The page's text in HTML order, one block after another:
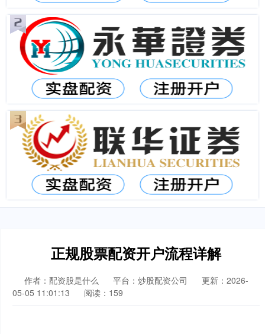
正规股票配资开户流程详解
作者：配资股是什么 平台：炒股配资公司
更新：2026-
05-05 11:01:13
阅读：159